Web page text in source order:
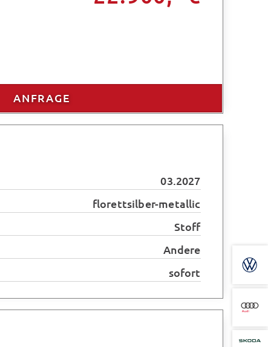
ANFRAGE
03.2027
florettsilber-metallic
Stoff
Andere
sofort